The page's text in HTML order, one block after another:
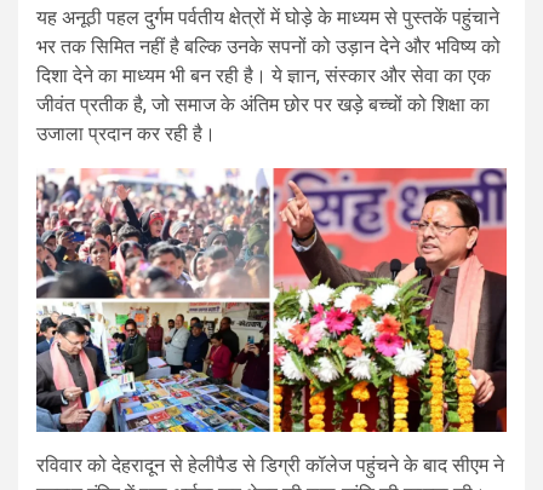
यह अनूठी पहल दुर्गम पर्वतीय क्षेत्रों में घोड़े के माध्यम से पुस्तकें पहुंचाने
भर तक सिमित नहीं है बल्कि उनके सपनों को उड़ान देने और भविष्य को
दिशा देने का माध्यम भी बन रही है। ये ज्ञान, संस्कार और सेवा का एक
जीवंत प्रतीक है, जो समाज के अंतिम छोर पर खड़े बच्चों को शिक्षा का
उजाला प्रदान कर रही है।
रविवार को देहरादून से हेलीपैड से डिग्री कॉलेज पहुंचने के बाद सीएम ने